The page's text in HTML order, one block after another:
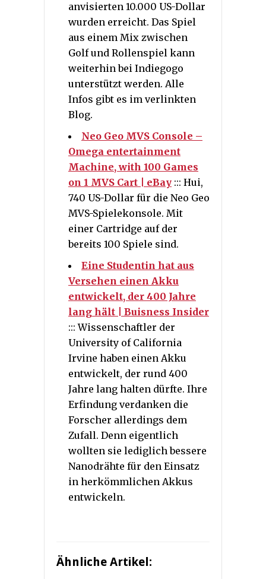
anvisierten 10.000 US-Dollar
wurden erreicht. Das Spiel
aus einem Mix zwischen
Golf und Rollenspiel kann
weiterhin bei Indiegogo
unterstützt werden. Alle
Infos gibt es im verlinkten
Blog.
Neo Geo MVS Console –
Omega entertainment
Machine, with 100 Games
on 1 MVS Cart | eBay ::: Hui,
740 US-Dollar für die Neo Geo
MVS-Spielekonsole. Mit
einer Cartridge auf der
bereits 100 Spiele sind.
Eine Studentin hat aus
Versehen einen Akku
entwickelt, der 400 Jahre
lang hält | Buisness Insider
::: Wissenschaftler der
University of California
Irvine haben einen Akku
entwickelt, der rund 400
Jahre lang halten dürfte. Ihre
Erfindung verdanken die
Forscher allerdings dem
Zufall. Denn eigentlich
wollten sie lediglich bessere
Nanodrähte für den Einsatz
in herkömmlichen Akkus
entwickeln.
Ähnliche Artikel: